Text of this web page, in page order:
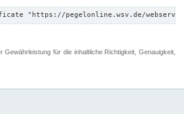
"https://pegelonline.wsv.de/
für die inhaltliche Richtigkeit, Genauigkeit,